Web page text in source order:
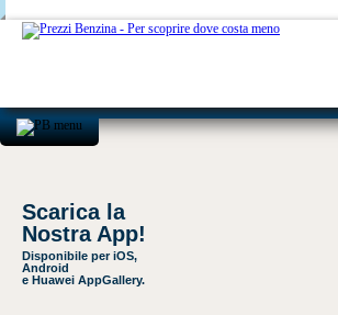
Scarica la
Nostra App!
Disponibile per iOS,
Android
e Huawei AppGallery.